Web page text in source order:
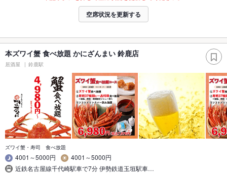
空席状況を更新する
本ズワイ蟹 食べ放題 かにざんまい 鈴鹿店
居酒屋 鈴鹿駅
ズワイ蟹・寿司 食べ放題
4001～5000円
4001～5000円
近鉄名古屋線千代崎駅車で7分 伊勢鉄道玉垣駅車…